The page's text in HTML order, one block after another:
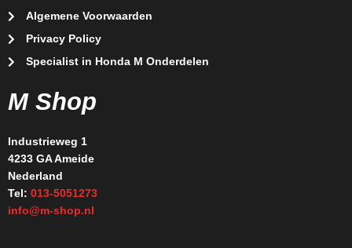
Algemene Voorwaarden
Privacy Policy
Specialist in Honda M Onderdelen
M Shop
Industrieweg 1
4233 GA Ameide
Nederland
Tel: 013-5051273
info@m-shop.nl